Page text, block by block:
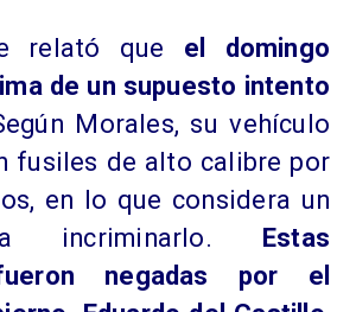
relató que el domingo
de un supuesto intento
Morales, su vehículo
fusiles de alto calibre por
en lo que considera un
incriminarlo. Estas
negadas por el